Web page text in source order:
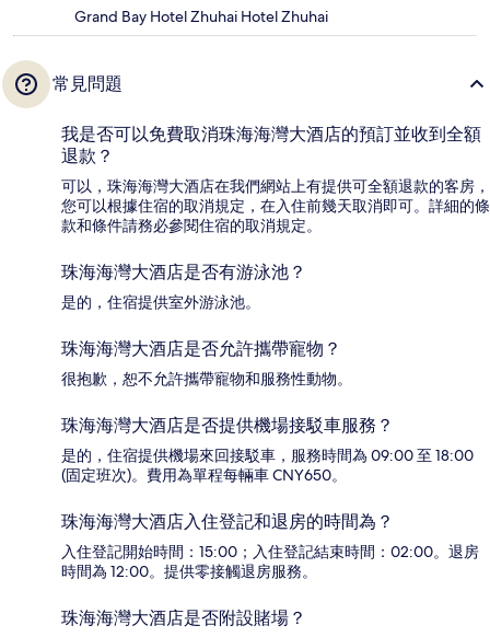
Grand Bay Hotel Zhuhai Hotel Zhuhai
常見問題
我是否可以免費取消珠海海灣大酒店的預訂並收到全額
退款？
可以，珠海海灣大酒店在我們網站上有提供可全額退款的客房，
您可以根據住宿的取消規定，在入住前幾天取消即可。詳細的條
款和條件請務必參閱住宿的取消規定。
珠海海灣大酒店是否有游泳池？
是的，住宿提供室外游泳池。
珠海海灣大酒店是否允許攜帶寵物？
很抱歉，恕不允許攜帶寵物和服務性動物。
珠海海灣大酒店是否提供機場接駁車服務？
是的，住宿提供機場來回接駁車，服務時間為 09:00 至 18:00
(固定班次)。費用為單程每輛車 CNY650。
珠海海灣大酒店入住登記和退房的時間為？
入住登記開始時間：15:00；入住登記結束時間：02:00。退房
時間為 12:00。提供零接觸退房服務。
珠海海灣大酒店是否附設賭場？